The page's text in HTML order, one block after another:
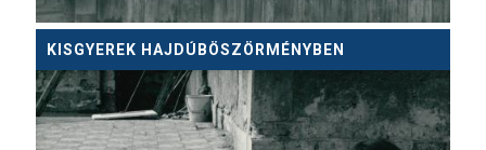
KISGYEREK HAJDÚBÖSZÖRMÉNYBEN